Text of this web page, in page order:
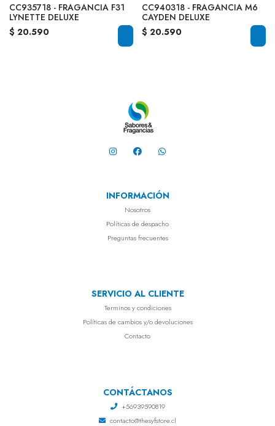
CC935718 - FRAGANCIA F31
LYNETTE DELUXE
$ 20.590
CC940318 - FRAGANCIA M6
CAYDEN DELUXE
$ 20.590
INFORMACIÓN
Nosotros
Políticas de despacho
Preguntas frecuentes
SERVICIO AL CLIENTE
Terminos y condiciones
Políticas de cambios y/o devoluciones
Contacto
CONTÁCTANOS
+56939590819
contacto@thesyfstore.cl